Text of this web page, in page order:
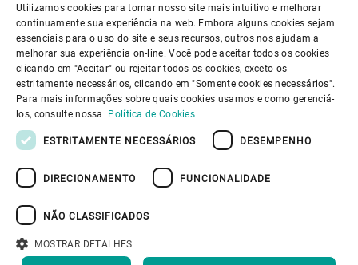
Sobre nós
Links úteis
Information Security
ENGLISH
SPANISH
GERMAN
FRENCH
Utilizamos cookies para tornar nosso site mais intuitivo e melhorar
continuamente sua experiência na web. Embora alguns cookies sejam
essenciais para o uso do site e seus recursos, outros nos ajudam a
melhorar sua experiência on-line. Você pode aceitar todos os cookies
clicando em "Aceitar" ou rejeitar todos os cookies, exceto os
estritamente necessários, clicando em "Somente cookies necessários".
Para mais informações sobre quais cookies usamos e como gerenciá-
los, consulte nossa Política de Cookies
ESTRITAMENTE NECESSÁRIOS DESEMPENHO
DIRECIONAMENTO FUNCIONALIDADE
NÃO CLASSIFICADOS
MOSTRAR DETALHES